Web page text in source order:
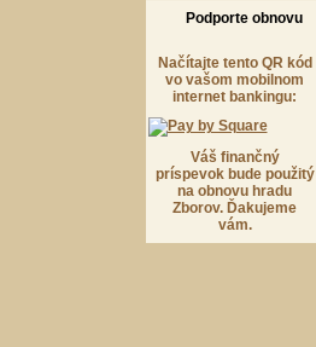
Podporte obnovu
Načítajte tento QR kód
vo vašom mobilnom
internet bankingu:
Váš finančný
príspevok bude použitý
na obnovu hradu
Zborov. Ďakujeme
vám.